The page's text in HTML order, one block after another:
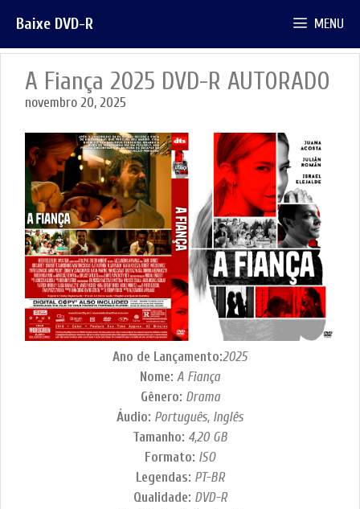
para
o
conteúdo
Baixe DVD-R MENU
A Fiança 2025 DVD-R AUTORADO
novembro 20, 2025
Ano de Lançamento:2025
Nome: A Fiança
Gênero: Drama
Áudio: Português, Inglês
Tamanho: 4,20 GB
Formato: ISO
Legendas: PT-BR
Qualidade: DVD-R